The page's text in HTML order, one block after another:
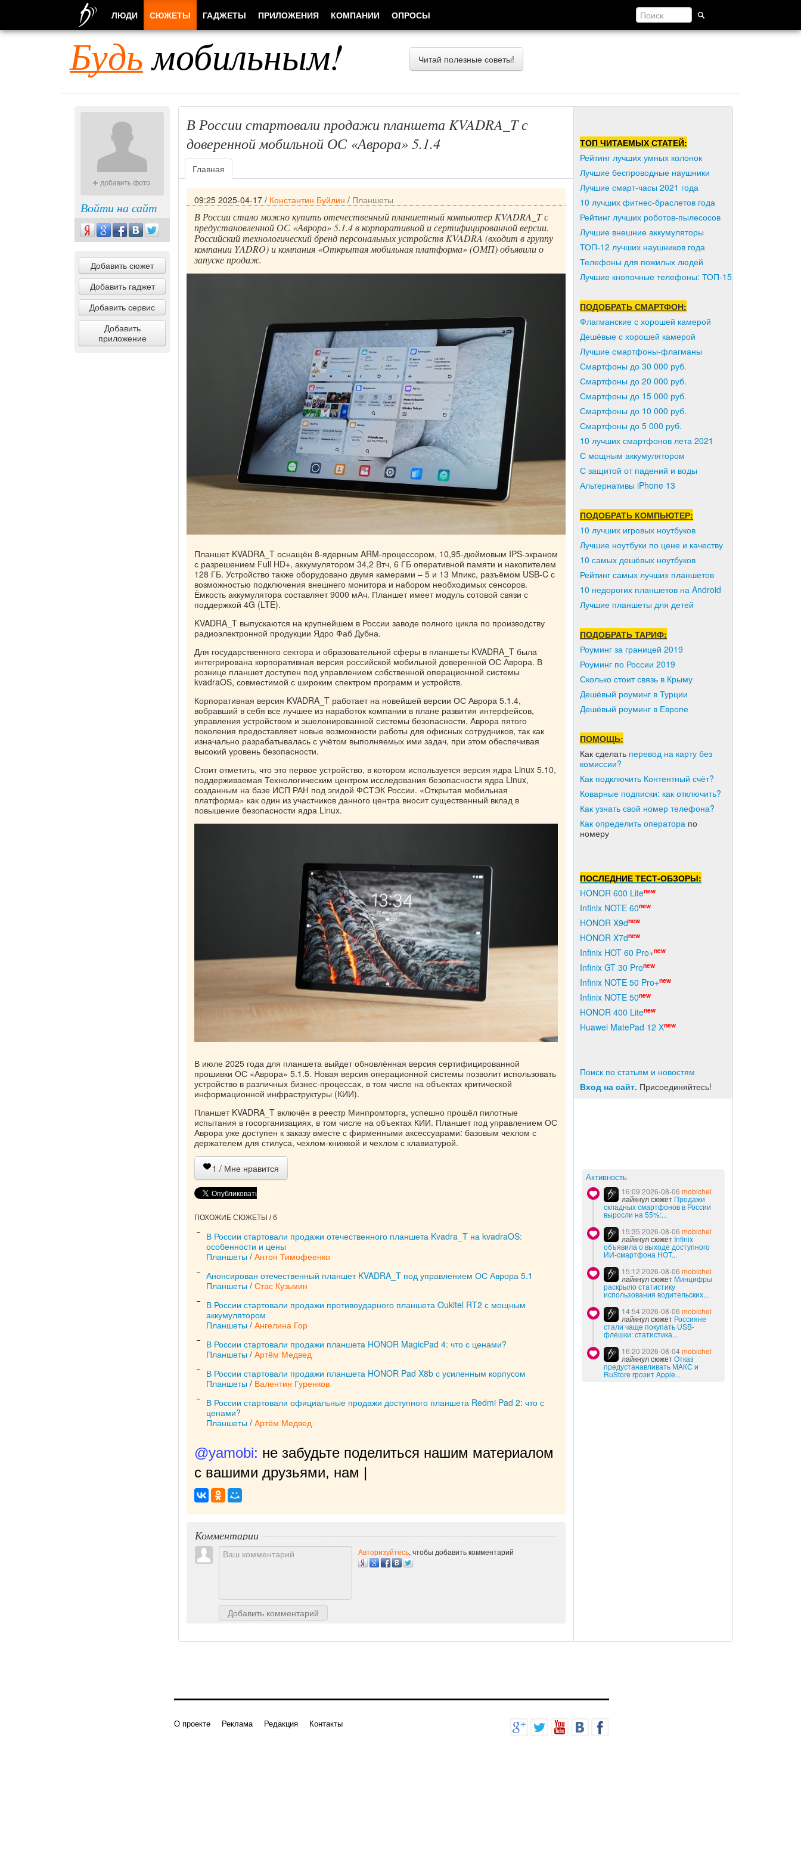
Будьмобильным! Читай полезные советы!
Войти на сайт
Добавить сюжет
Добавить гаджет
Добавить сервис
Добавить
приложение
В России стартовали продажи планшета KVADRA_T с
доверенной мобильной ОС «Аврора» 5.1.4
Главная
09:25 2025-04-17 / Константин Буйлин / Планшеты
В России стало можно купить отечественный планшетный компьютер KVADRA_T с
предустановленной ОС «Аврора» 5.1.4 в корпоративной и сертифицированной версии.
Российский технологический бренд персональных устройств KVADRA (входит в группу
компании YADRO) и компания «Открытая мобильная платформа» (ОМП) объявили о
запуске продаж.
Планшет KVADRA_T оснащён 8-ядерным ARM-процессором, 10,95-дюймовым IPS-экраном
с разрешением Full HD+, аккумулятором 34,2 Втч, 6 ГБ оперативной памяти и накопителем
128 ГБ. Устройство также оборудовано двумя камерами – 5 и 13 Мпикс, разъёмом USB-C с
возможностью подключения внешнего монитора и набором необходимых сенсоров.
Ёмкость аккумулятора составляет 9000 мАч. Планшет имеет модуль сотовой связи с
поддержкой 4G (LTE).
KVADRA_T выпускаются на крупнейшем в России заводе полного цикла по производству
радиоэлектронной продукции Ядро Фаб Дубна.
Для государственного сектора и образовательной сферы в планшеты KVADRA_T была
интегрирована корпоративная версия российской мобильной доверенной ОС Аврора. В
рознице планшет доступен под управлением собственной операционной системы
kvadraOS, совместимой с широким спектром программ и устройств.
Корпоративная версия KVADRA_T работает на новейшей версии ОС Аврора 5.1.4,
вобравший в себя все лучшее из наработок компании в плане развития интерфейсов,
управления устройством и эшелонированной системы безопасности. Аврора пятого
поколения предоставляет новые возможности работы для офисных сотрудников, так как
изначально разрабатывалась с учётом выполняемых ими задач, при этом обеспечивая
высокий уровень безопасности.
Стоит отметить, что это первое устройство, в котором используется версия ядра Linux 5.10,
поддерживаемая Технологическим центром исследования безопасности ядра Linux,
созданным на базе ИСП РАН под эгидой ФСТЭК России. «Открытая мобильная
платформа» как один из участников данного центра вносит существенный вклад в
повышение безопасности ядра Linux.
В июле 2025 года для планшета выйдет обновлённая версия сертифицированной
прошивки ОС «Аврора» 5.1.5. Новая версия операционной системы позволит использовать
устройство в различных бизнес-процессах, в том числе на объектах критической
информационной инфраструктуры (КИИ).
Планшет KVADRA_T включён в реестр Минпромторга, успешно прошёл пилотные
испытания в госорганизациях, в том числе на объектах КИИ. Планшет под управлением ОС
Аврора уже доступен к заказу вместе с фирменными аксессуарами: базовым чехлом с
держателем для стилуса, чехлом-книжкой и чехлом с клавиатурой.
1 / Мне нравится
ПОХОЖИЕ СЮЖЕТЫ / 6
В России стартовали продажи отечественного планшета Kvadra_T на kvadraOS:
особенности и цены
Планшеты / Антон Тимофеенко
Анонсирован отечественный планшет KVADRA_T под управлением ОС Аврора 5.1
Планшеты / Стас Кузьмин
В России стартовали продажи противоударного планшета Oukitel RT2 с мощным
аккумулятором
Планшеты / Ангелина Гор
В России стартовали продажи планшета HONOR MagicPad 4: что с ценами?
Планшеты / Артём Медвед
В России стартовали продажи планшета HONOR Pad X8b с усиленным корпусом
Планшеты / Валентин Гуренков
В России стартовали официальные продажи доступного планшета Redmi Pad 2: что с
ценами?
Планшеты / Артём Медвед
@yamobi: не забудьте поделиться нашим материалом
с вашими друзьями, нам будет очень приятно!
Комментарии
Добавить комментарий
Авторизуйтесь, чтобы добавить комментарий
ТОП ЧИТАЕМЫХ СТАТЕЙ:
Рейтинг лучших умных колонок
Лучшие беспроводные наушники
Лучшие смарт-часы 2021 года
10 лучших фитнес-браслетов года
Рейтинг лучших роботов-пылесосов
Лучшие внешние аккумуляторы
ТОП-12 лучших наушников года
Телефоны для пожилых людей
Лучшие кнопочные телефоны: ТОП-15
ПОДОБРАТЬ СМАРТФОН:
Флагманские с хорошей камерой
Дешёвые с хорошей камерой
Лучшие смартфоны-флагманы
Смартфоны до 30 000 руб.
Смартфоны до 20 000 руб.
Смартфоны до 15 000 руб.
Смартфоны до 10 000 руб.
Смартфоны до 5 000 руб.
10 лучших смартфонов лета 2021
С мощным аккумулятором
С защитой от падений и воды
Альтернативы iPhone 13
ПОДОБРАТЬ КОМПЬЮТЕР:
10 лучших игровых ноутбуков
Лучшие ноутбуки по цене и качеству
10 самых дешёвых ноутбуков
Рейтинг самых лучших планшетов
10 недорогих планшетов на Android
Лучшие планшеты для детей
ПОДОБРАТЬ ТАРИФ:
Роуминг за границей 2019
Роуминг по России 2019
Сколько стоит связь в Крыму
Дешёвый роуминг в Турции
Дешёвый роуминг в Европе
ПОМОЩЬ:
Как сделать перевод на карту без
комиссии?
Как подключить Контентный счёт?
Коварные подписки: как отключить?
Как узнать свой номер телефона?
Как определить оператора по
номеру
ПОСЛЕДНИЕ ТЕСТ-ОБЗОРЫ:
HONOR 600 Litenew
Infinix NOTE 60new
HONOR X9dnew
HONOR X7dnew
Infinix HOT 60 Pro+new
Infinix GT 30 Pronew
Infinix NOTE 50 Pro+new
Infinix NOTE 50new
HONOR 400 Litenew
Huawei MatePad 12 Xnew
Поиск по статьям и новостям
Вход на сайт. Присоединяйтесь!
Активность
16:09 2026-08-06 mobichel
лайкнул сюжет Продажи
складных смартфонов в России
выросли на 55%:...
15:35 2026-08-06 mobichel
лайкнул сюжет Infinix
объявила о выходе доступного
ИИ-смартфона HOT...
15:12 2026-08-06 mobichel
лайкнул сюжет Минцифры
раскрыло статистику
использования водительских...
14:54 2026-08-06 mobichel
лайкнул сюжет Россияне
стали чаще покупать USB-
флешки: статистика...
16:20 2026-08-04mobichel
лайкнул сюжетОтказ
предустанавливать МАКС и
RuStore грозит Apple...
ЛЮДИ СЮЖЕТЫ ГАДЖЕТЫ ПРИЛОЖЕНИЯ КОМПАНИИ ОПРОСЫ
О проекте Реклама Редакция Контакты